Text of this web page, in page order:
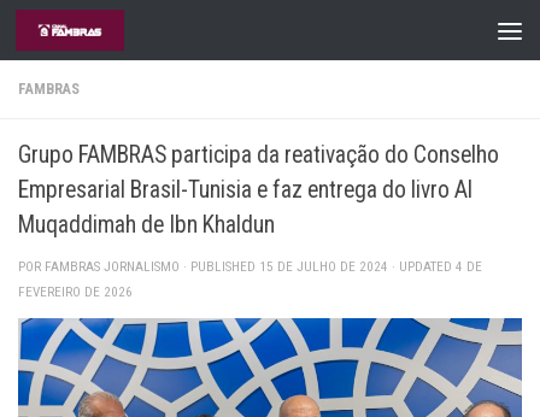
Skip to content
FAMBRAS
Grupo FAMBRAS participa da reativação do Conselho
Empresarial Brasil-Tunisia e faz entrega do livro Al
Muqaddimah de Ibn Khaldun
POR FAMBRAS JORNALISMO · PUBLISHED 15 DE JULHO DE 2024 · UPDATED 4 DE
FEVEREIRO DE 2026